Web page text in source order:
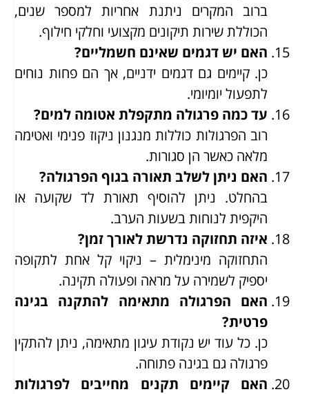
ברוב המקרים ניתנת אחריות למספר שנים,
הכוללת שירות תיקונים מקצועי וחלקי חילוף.
האם יש דגמים שאינם חשמליים?
כן. קיימים גם דגמים ידניים, אך הם פחות נוחים
לתפעול יומיומי.
עד כמה פרגולה מתקפלת אטומה למים?
רוב הפרגולות כוללות מנגנון ניקוז פנימי ואטימה
מלאה כאשר הן סגורות.
האם ניתן לשלב תאורה בגוף הפרגולה?
בהחלט. ניתן להוסיף תאורת לד שקועה או
היקפית לנוחות בשעות הערב.
איזה תחזוקה נדרשת לאורך זמן?
התחזוקה מינימלית – ניקוי קל אחת לתקופה
יספיק לשמירה על מראה ופעולה תקינה.
האם הפרגולה מתאימה להתקנה בגינה
פרטית?
כן. כל עוד יש נקודת עיגון מתאימה, ניתן להתקין
פרגולה גם בגינה פתוחה.
האם קיימים תקנים מחייבים לפרגולות